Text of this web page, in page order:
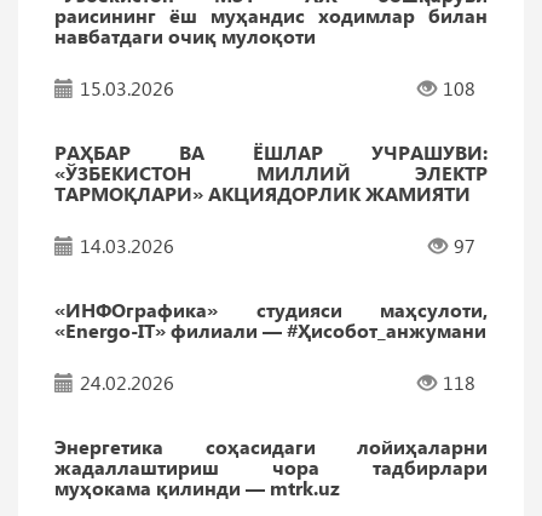
раисининг ёш муҳандис ходимлар билан
навбатдаги очиқ мулоқоти
15.03.2026 108
РАҲБАР ВА ЁШЛАР УЧРАШУВИ:
«ЎЗБEКИСТОН МИЛЛИЙ ЭЛEКТР
ТАРМОҚЛАРИ» АКЦИЯДОРЛИК ЖАМИЯТИ
14.03.2026 97
«ИНФОграфика» студияси маҳсулоти,
«Energo-IT» филиали — #Ҳисобот_анжумани
24.02.2026 118
Энергетика соҳасидаги лойиҳаларни
жадаллаштириш чора тадбирлари
муҳокама қилинди — mtrk.uz